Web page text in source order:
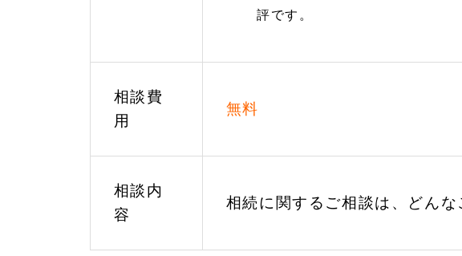
評です。
相談費
用
無料
相談内
容
相続に関するご相談は、どん